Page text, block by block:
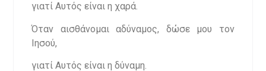
γιατί Αυτός είναι η χαρά.
Όταν αισθάνομαι αδύναμος, δώσε μου τον
Ιησού,
γιατί Αυτός είναι η δύναμη.